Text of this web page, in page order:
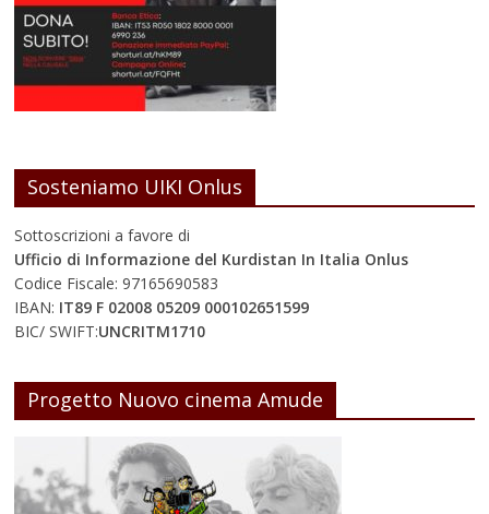
Sosteniamo UIKI Onlus
Sottoscrizioni a favore di
Ufficio di Informazione del Kurdistan In Italia Onlus
Codice Fiscale: 97165690583
IBAN: IT89 F 02008 05209 000102651599
BIC/ SWIFT:UNCRITM1710
Progetto Nuovo cinema Amude